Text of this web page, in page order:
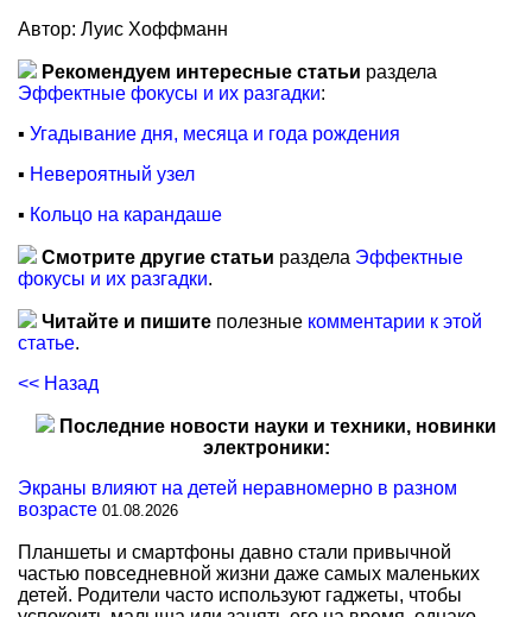
Автор: Луис Хоффманн
Рекомендуем интересные статьи раздела
Эффектные фокусы и их разгадки:
▪ Угадывание дня, месяца и года рождения
▪ Невероятный узел
▪ Кольцо на карандаше
Смотрите другие статьи раздела Эффектные
фокусы и их разгадки.
Читайте и пишите полезные комментарии к этой
статье.
<< Назад
Последние новости науки и техники, новинки
электроники:
Экраны влияют на детей неравномерно в разном
возрасте 01.08.2026
Планшеты и смартфоны давно стали привычной
частью повседневной жизни даже самых маленьких
детей. Родители часто используют гаджеты, чтобы